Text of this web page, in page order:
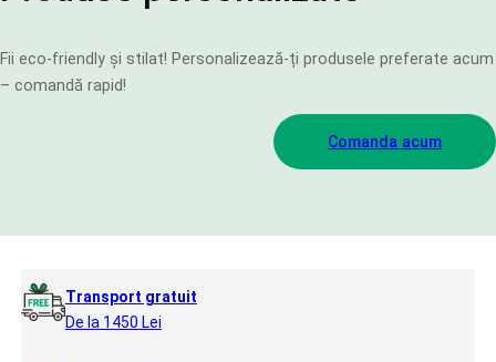
Fii eco-friendly și stilat! Personalizează-ți produsele preferate acum
– comandă rapid!
Comanda acum
Transport gratuit
De la 1450 Lei